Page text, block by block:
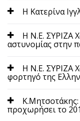
H Κατερίνα
H Ν.Ε. ΣΥΡΙΖΑ
αστυνομίας στην
H Ν.Ε. ΣΥΡΙΖΑ
φορτηγό της
προχωρήσει το